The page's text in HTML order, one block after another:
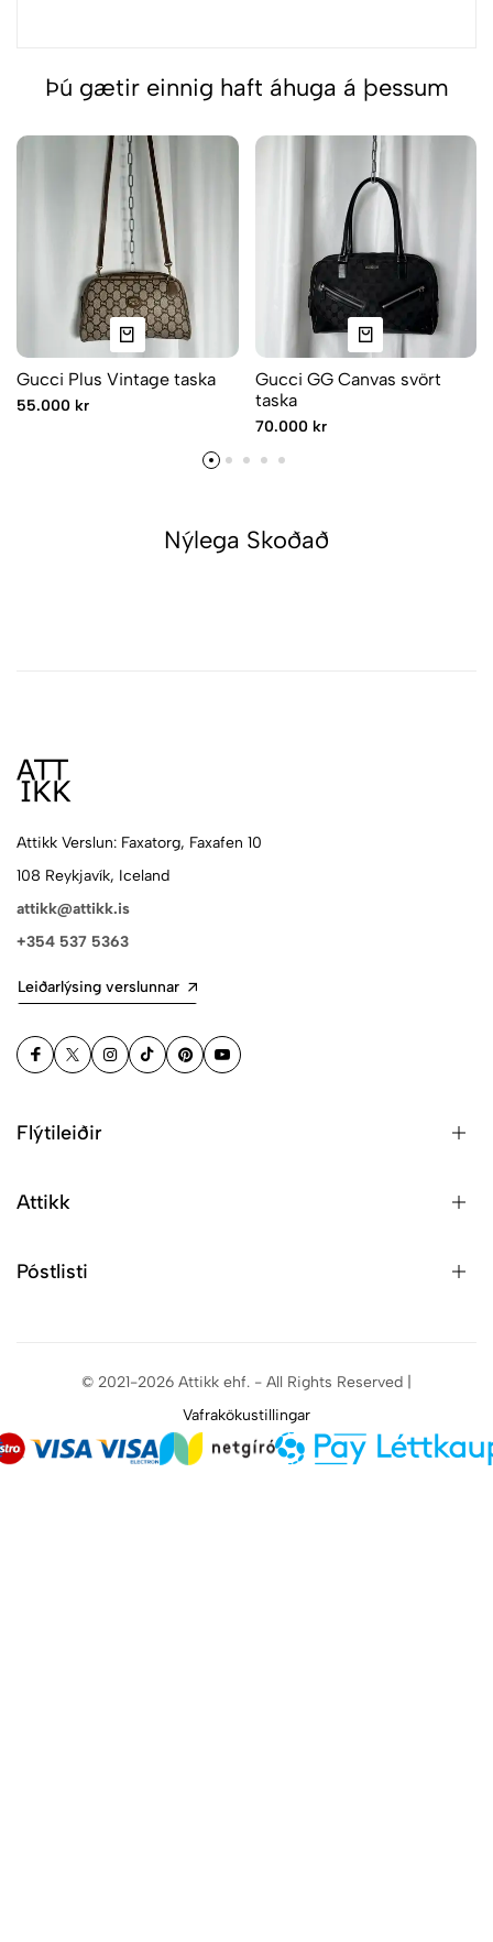
Þú gætir einnig haft áhuga á þessum
Gucci Plus Vintage taska
55.000 kr
Gucci GG Canvas svört
taska
70.000 kr
Nýlega Skoðað
Attikk Verslun: Faxatorg, Faxafen 10
108 Reykjavík, Iceland
attikk@attikk.is
+354 537 5363
Leiðarlýsing verslunnar
Flýtileiðir
Attikk
Póstlisti
© 2021-2026 Attikk ehf. - All Rights Reserved |
Vafrakökustillingar